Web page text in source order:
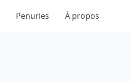
Penuries À propos